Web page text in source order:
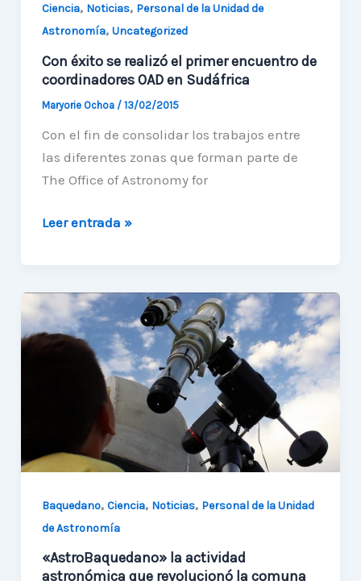
Ciencia, Noticias, Personal de la Unidad de
Astronomía, Uncategorized
Con éxito se realizó el primer encuentro de
coordinadores OAD en Sudáfrica
Maryorie Ochoa / 13/02/2015
Con el fin de consolidar los trabajos entre
las diferentes zonas que forman parte de
The Office of Astronomy for
Con
realizó
el
primer
encuentro
coordinadores
Sudáfrica
Leer entrada »
Baquedano, Ciencia, Noticias, Personal de la Unidad
de Astronomía
«AstroBaquedano» la actividad
astronómica que revolucionó la comuna